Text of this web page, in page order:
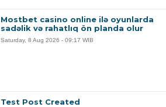
Mostbet casino online ilə oyunlarda
sadəlik və rahatlıq ön planda olur
Saturday, 8 Aug 2026 - 09:17 WIB
Test Post Created